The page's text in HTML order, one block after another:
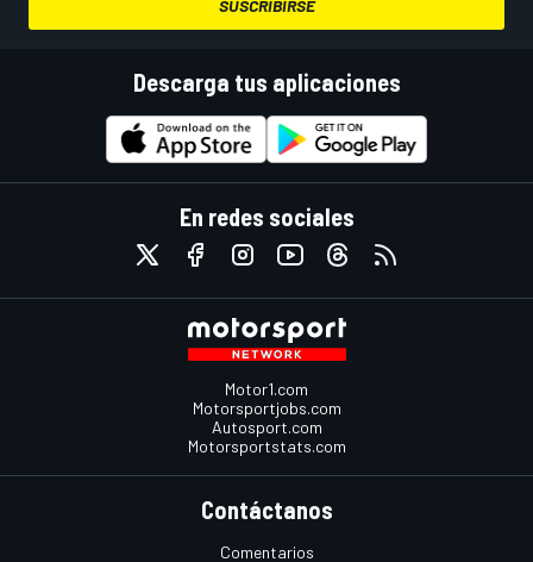
SUSCRIBIRSE
Descarga tus aplicaciones
En redes sociales
Motor1.com
Motorsportjobs.com
Autosport.com
Motorsportstats.com
Contáctanos
Comentarios